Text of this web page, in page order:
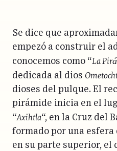
Se dice que
empezó a construir el
conocemos como “La
dedicada al dios
dioses del pulque. El
pirámide inicia en el
“Axihtla“, en la Cruz del
formado por una esfera
en su parte superior, el